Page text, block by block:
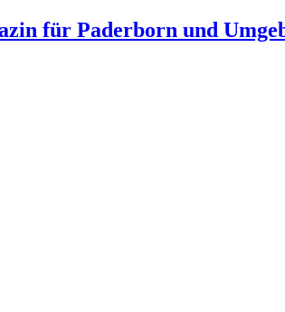
für Paderborn und